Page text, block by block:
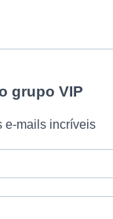
grupo VIP
e-mails incríveis